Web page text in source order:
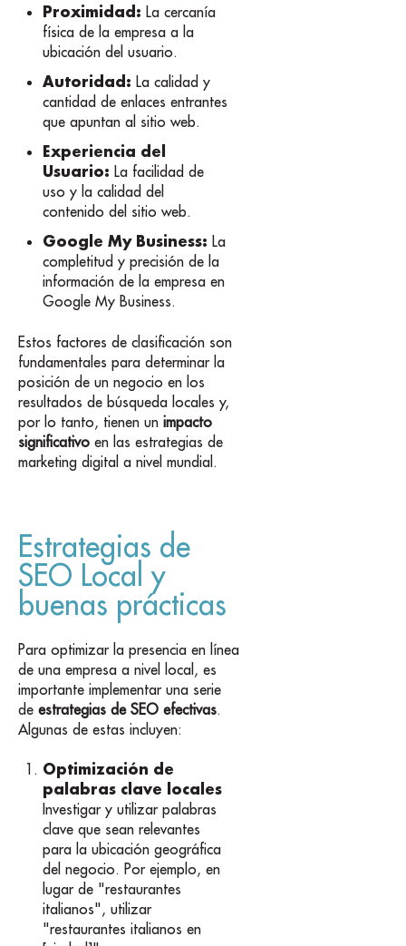
Proximidad: La cercanía
física de la empresa a la
ubicación del usuario.
Autoridad: La calidad y
cantidad de enlaces entrantes
que apuntan al sitio web.
Experiencia del
Usuario: La facilidad de
uso y la calidad del
contenido del sitio web.
Google My Business: La
completitud y precisión de la
información de la empresa en
Google My Business.
Estos factores de clasificación son
fundamentales para determinar la
posición de un negocio en los
resultados de búsqueda locales y,
por lo tanto, tienen un impacto
significativo en las estrategias de
marketing digital a nivel mundial.
Estrategias de
SEO Local y
buenas prácticas
Para optimizar la presencia en línea
de una empresa a nivel local, es
importante implementar una serie
de estrategias de SEO efectivas.
Algunas de estas incluyen:
Optimización de
palabras clave locales
Investigar y utilizar palabras
clave que sean relevantes
para la ubicación geográfica
del negocio. Por ejemplo, en
lugar de "restaurantes
italianos", utilizar
"restaurantes italianos en